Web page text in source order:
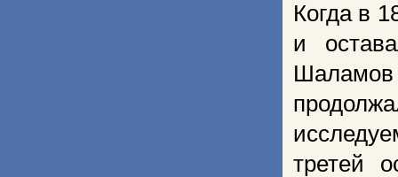
Когда в
и
третей